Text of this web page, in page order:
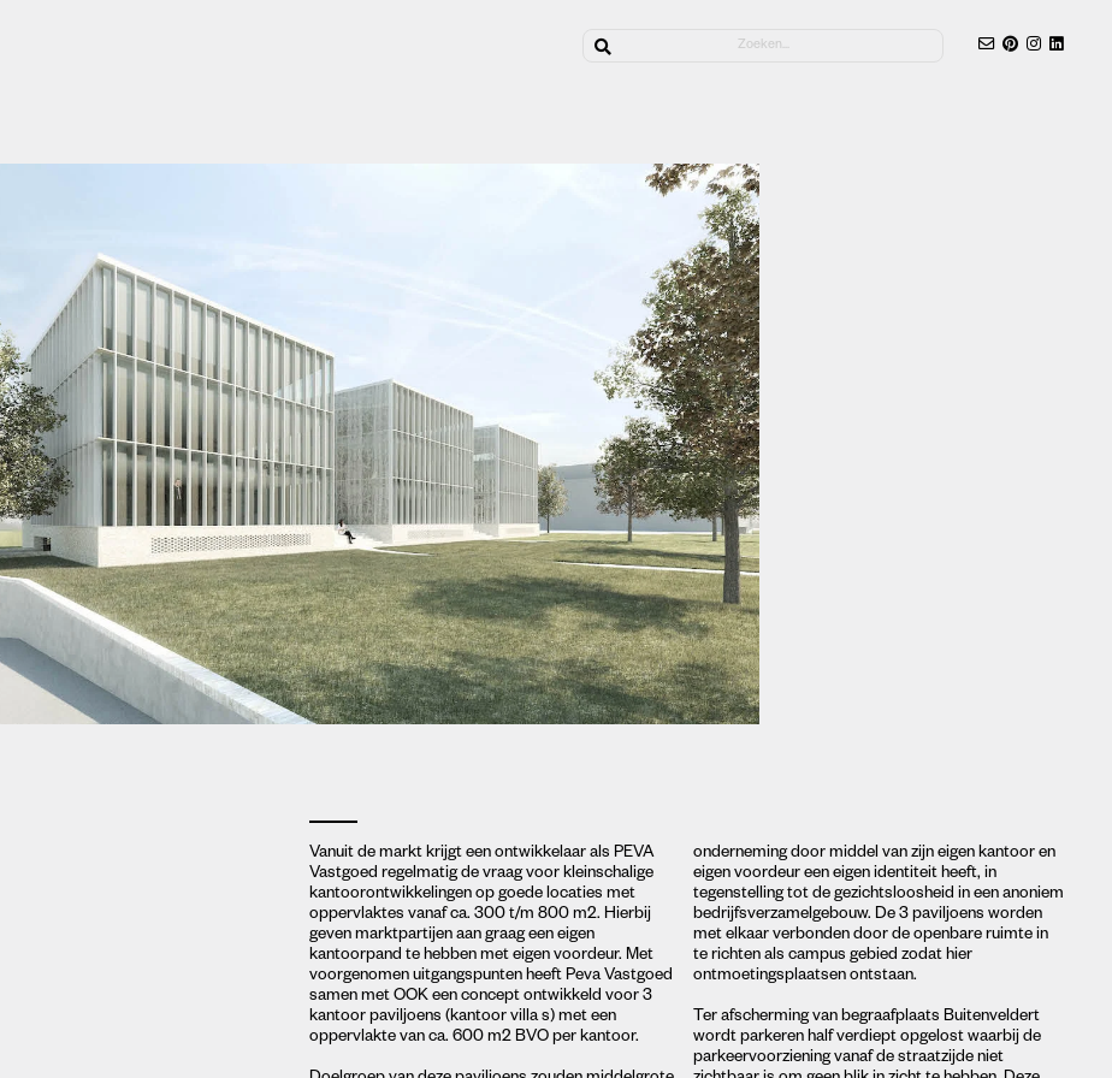
Vanuit de markt krijgt een ontwikkelaar als PEVA
Vastgoed regelmatig de vraag voor kleinschalige
kantoorontwikkelingen op goede locaties met
oppervlaktes vanaf ca. 300 t/m 800 m2. Hierbij
geven marktpartijen aan graag een eigen
kantoorpand te hebben met eigen voordeur. Met
voorgenomen uitgangspunten heeft Peva Vastgoed
samen met OOK een concept ontwikkeld voor 3
kantoor paviljoens (kantoor villa s) met een
oppervlakte van ca. 600 m2 BVO per kantoor.
onderneming door middel van zijn eigen kantoor en
eigen voordeur een eigen identiteit heeft, in
tegenstelling tot de gezichtsloosheid in een anoniem
bedrijfsverzamelgebouw. De 3 paviljoens worden
met elkaar verbonden door de openbare ruimte in
te richten als campus gebied zodat hier
ontmoetingsplaatsen ontstaan.
Ter afscherming van begraafplaats Buitenveldert
wordt parkeren half verdiept opgelost waarbij de
parkeervoorziening vanaf de straatzijde niet